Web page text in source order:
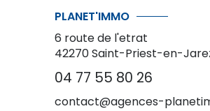
PLANET'IMMO
6 route de l'etrat
42270Saint-Priest-en-
04 77 55 80 26
contact@agences-